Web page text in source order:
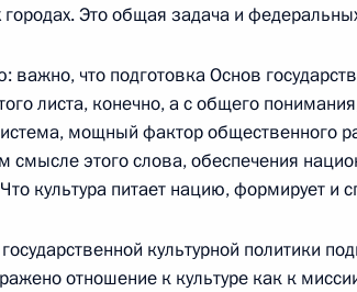
с постоянными членами Совета
2015 года, 18:50
2015 года, 14:45
городах. Это общая задача и
важно, что подготовка Основ
листа, конечно, а с общего
мощный фактор общественного
смысле этого слова, обеспечения
культура питает нацию, формирует и
культурной политики
отношение к культуре как к